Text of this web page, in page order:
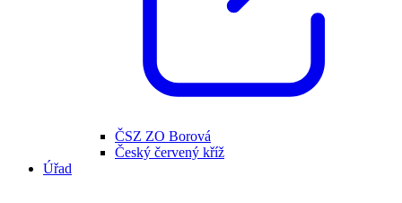
ČSZ ZO Borová
Český červený kříž
Úřad